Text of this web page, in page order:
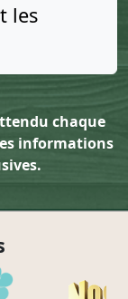
les
chaque
informations